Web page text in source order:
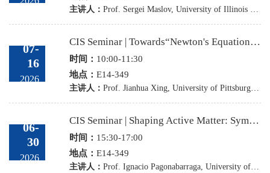
主讲人： Prof. Sergei Maslov, University of Illinois Urbana-Champaign
07-
16
2026
CIS Seminar | Towards“Newton's Equations” of Cell State Transitions
时间： 10:00-11:30
地点： E14-349
主讲人： Prof. Jianhua Xing, University of Pittsburgh, USA
06-
30
2026
CIS Seminar | Shaping Active Matter: Symmetry, Confinement, and Effective Interactions
时间： 15:30-17:00
地点： E14-349
主讲人： Prof. Ignacio Pagonabarraga, University of Barcelona Institute of Complex Systems